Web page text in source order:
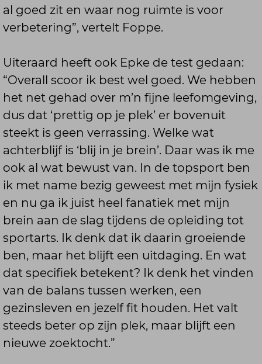
al goed zit en waar nog ruimte is voor
verbetering”, vertelt Foppe.
Uiteraard heeft ook Epke de test gedaan:
“Overall scoor ik best wel goed. We hebben
het net gehad over m’n fijne leefomgeving,
dus dat ‘prettig op je plek’ er bovenuit
steekt is geen verrassing. Welke wat
achterblijf is ‘blij in je brein’. Daar was ik me
ook al wat bewust van. In de topsport ben
ik met name bezig geweest met mijn fysiek
en nu ga ik juist heel fanatiek met mijn
brein aan de slag tijdens de opleiding tot
sportarts. Ik denk dat ik daarin groeiende
ben, maar het blijft een uitdaging. En wat
dat specifiek betekent? Ik denk het vinden
van de balans tussen werken, een
gezinsleven en jezelf fit houden. Het valt
steeds beter op zijn plek, maar blijft een
nieuwe zoektocht.”